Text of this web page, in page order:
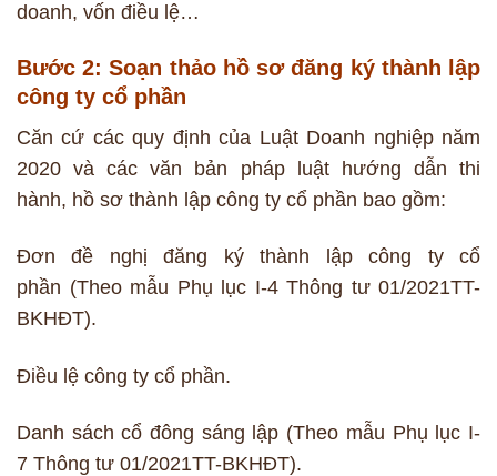
doanh, vốn điều lệ…
Bước 2: Soạn thảo hồ sơ đăng ký thành lập
công ty cổ phần
Căn cứ các quy định của Luật Doanh nghiệp năm
2020 và các văn bản pháp luật hướng dẫn thi
hành, hồ sơ thành lập công ty cổ phần bao gồm:
Đơn đề nghị đăng ký thành lập công ty cổ
phần (Theo mẫu Phụ lục I-4 Thông tư 01/2021TT-
BKHĐT).
Điều lệ công ty cổ phần.
Danh sách cổ đông sáng lập (Theo mẫu Phụ lục I-
7 Thông tư 01/2021TT-BKHĐT).